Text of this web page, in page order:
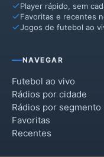
Pedreira
Santa Bárbara
Santo Antônio de
Vinhedo
Player rápido, sem
Favoritas e recentes
Jogos de futebol ao
NAVEGAR
Futebol ao vivo
Rádios por cidade
Rádios por segmento
Favoritas
Recentes